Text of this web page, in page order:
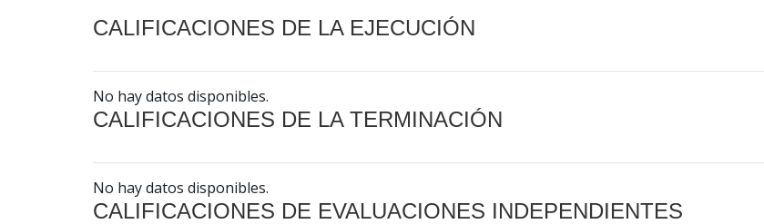
CALIFICACIONES DE LA EJECUCIÓN
No hay datos disponibles.
CALIFICACIONES DE LA TERMINACIÓN
No hay datos disponibles.
CALIFICACIONES DE EVALUACIONES INDEPENDIENTES